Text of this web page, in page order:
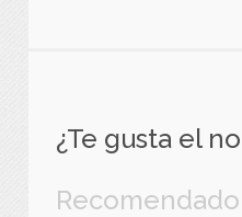
¿Te gusta el
Recomendado